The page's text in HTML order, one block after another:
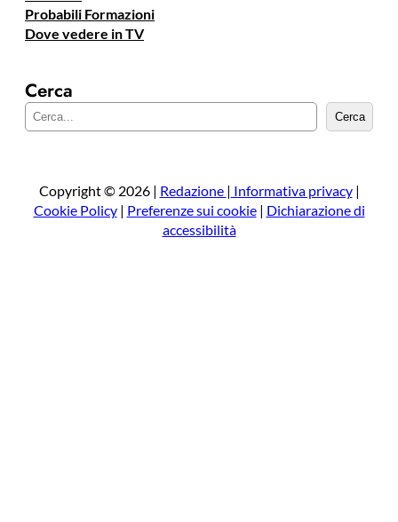
Probabili Formazioni
Dove vedere in TV
Cerca
e
a
Cerca
Copyright © 2026 | Redazione | Informativa privacy|
Cookie Policy| Preferenze sui cookie| Dichiarazione di
accessibilità